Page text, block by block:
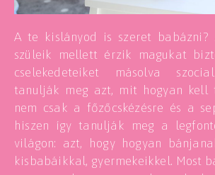
A te kislányod is szeret babázni? A kisgyermekek
szüleik mellett érzik magukat
cselekedeteiket másolva
tanulják meg azt, mit hogyan kell
nem csak a főzőcskézésre és a
hiszen így tanulják meg a
világon: azt, hogy hogyan
kisbabáikkal, gyermekeikkel. Most